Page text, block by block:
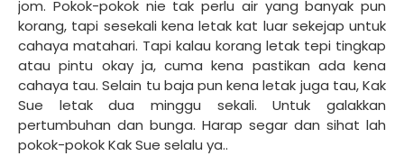
jom. Pokok-pokok nie tak perlu air yang banyak pun
korang, tapi sesekali kena letak kat luar sekejap untuk
cahaya matahari. Tapi kalau korang letak tepi tingkap
atau pintu okay ja, cuma kena pastikan ada kena
cahaya tau. Selain tu baja pun kena letak juga tau, Kak
Sue letak dua minggu sekali. Untuk galakkan
pertumbuhan dan bunga. Harap segar dan sihat lah
pokok-pokok Kak Sue selalu ya..